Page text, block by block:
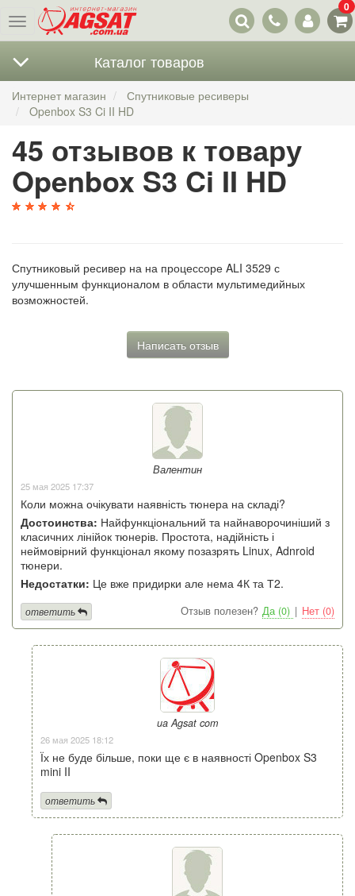
Меню
Наши
контакты
0
Каталог товаров
Интернет магазин
Спутниковые ресиверы
Openbox S3 Ci II HD
45 отзывов к товару
Openbox S3 Ci II HD
Спутниковый ресивер на на процессоре ALI 3529 с
улучшенным функционалом в области мультимедийных
возможностей.
Написать отзыв
Валентин
25 мая 2025 17:37
Коли можна очікувати наявність тюнера на складі?
Достоинства: Найфункціональний та найнаворочиніший з
класичних лінійок тюнерів. Простота, надійність і
неймовірний функціонал якому позазрять Linux, Adnroid
тюнери.
Недостатки: Це вже придирки але нема 4К та Т2.
Отзыв полезен? Да (0) | Нет (0)
ответить
ua Agsat com
26 мая 2025 18:12
Їх не буде більше, поки ще є в наявності Openbox S3
mini II
ответить